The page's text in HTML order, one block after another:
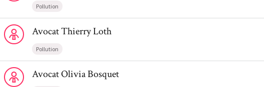
Pollution
Voir le profil de AvocatThierry Loth
AvocatThierryLoth
Pollution
Voir le profil de AvocatOlivia Bosquet
AvocatOliviaBosquet